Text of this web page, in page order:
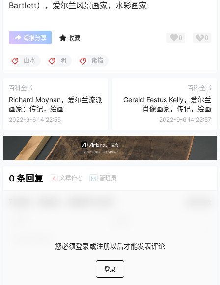
Bartlett），爱尔兰风景画家，水彩画家
海报分享 收藏 0 0
山水 明 素描
百科全书
Richard Moynan，爱尔兰流派
画家：传记，绘画
2022-9-6 14:22:55
百科全书
Gerald Festus Kelly，爱尔兰
肖像画家，传记，绘画
2022-9-6 14:22:57
0 条回复 A 文章作者 M 管理员
您必须登录或注册以后才能发表评论
登录